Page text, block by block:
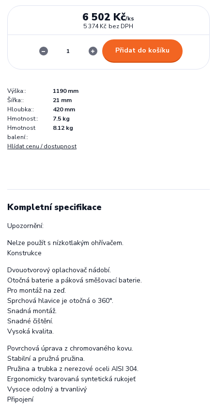
6 502 Kč/ks
5 374 Kč bez DPH
Přidat do košíku
Výška::
1190 mm
Šířka::
21 mm
Hloubka::
420 mm
Hmotnost::
7.5 kg
Hmotnost
balení::
8.12 kg
Hlídat cenu / dostupnost
Kompletní specifikace
Upozornění:
Nelze použít s nízkotlakým ohřívačem.
Konstrukce
Dvouotvorový oplachovač nádobí.
Otočná baterie a páková směšovací baterie.
Pro montáž na zeď.
Sprchová hlavice je otočná o 360°.
Snadná montáž.
Snadné čištění.
Vysoká kvalita.
Povrchová úprava z chromovaného kovu.
Stabilní a pružná pružina.
Pružina a trubka z nerezové oceli AISI 304.
Ergonomicky tvarovaná syntetická rukojeť
Vysoce odolný a trvanlivý
Připojení